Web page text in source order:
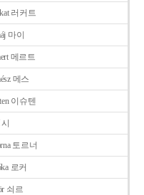
러커트
마이
메르트
메스
이슈텐
토르너
로커
쇠르